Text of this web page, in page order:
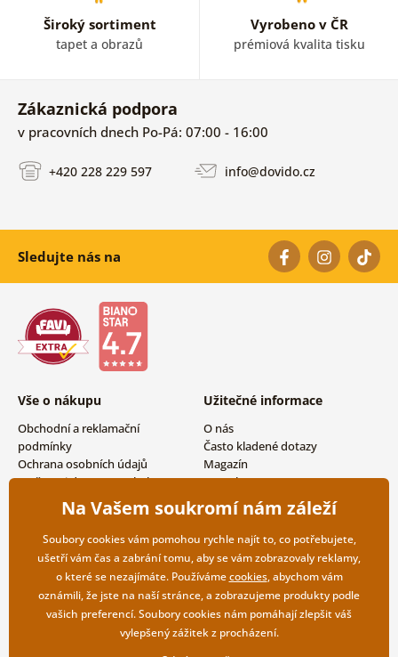
Široký sortiment
tapet a obrazů
Vyrobeno v ČR
prémiová kvalita tisku
Zákaznická podpora
v pracovních dnech Po-Pá: 07:00 - 16:00
+420 228 229 597 info@dovido.cz
Sledujte nás na
Vše o nákupu
Obchodní a reklamační
podmínky
Ochrana osobních údajů
Možnosti dopravy a platby
Vrácení zboží
Užitečné informace
O nás
Často kladené dotazy
Magazín
Kontakty
Velkoobchodní spolupráce
Na Vašem soukromí nám záleží
Soubory cookies vám pomohou rychle najít to, co potřebujete,
ušetří vám čas a zabrání tomu, aby se vám zobrazovaly reklamy,
o které se nezajímáte. Používámecookies, abychom vám
oznámili, že jste na naší stránce, a zobrazujeme produkty podle
vašich preferencí. Soubory cookies nám pomáhají zlepšit váš
vylepšený zážitek z procházení.